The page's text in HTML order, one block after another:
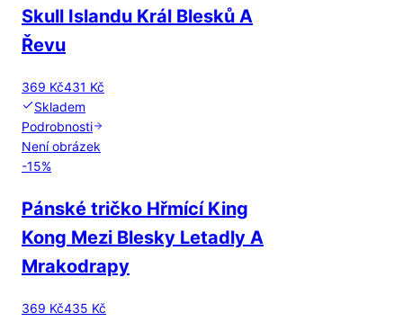
Skull Islandu Král Blesků A
Řevu
369 Kč431 Kč
Skladem
Podrobnosti
Není obrázek
-15%
Pánské tričko Hřmící King
Kong Mezi Blesky Letadly A
Mrakodrapy
369 Kč435 Kč